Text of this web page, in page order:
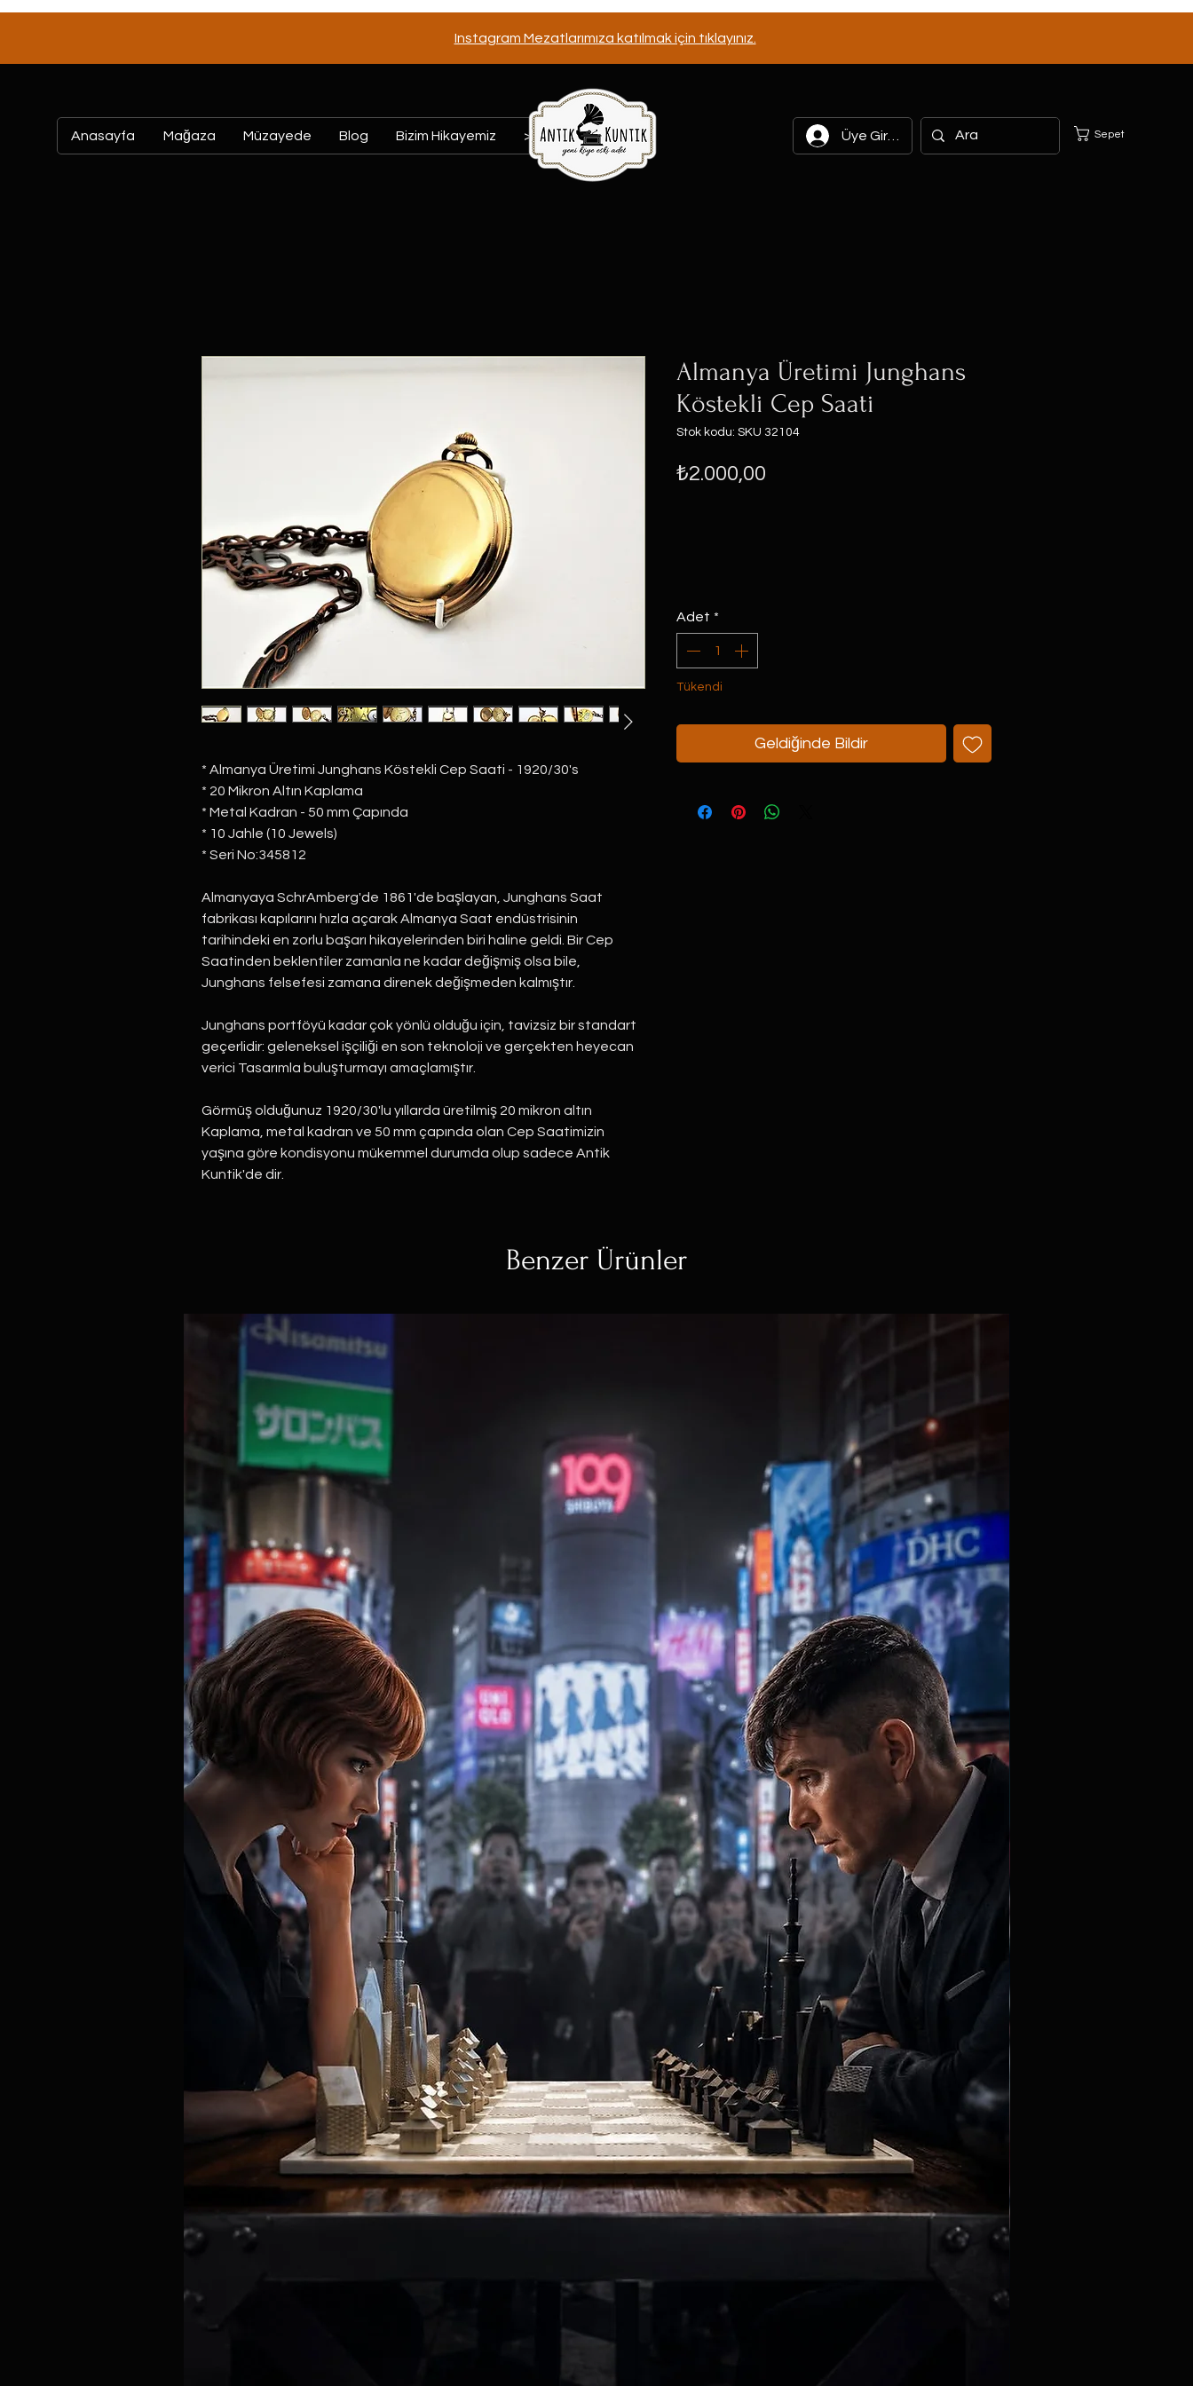
Instagram Mezatlarımıza katılmak için tıklayınız.
Anasayfa Mağaza Müzayede Blog Bizim Hikayemiz >>> Üye Girişi Sepet
* Almanya Üretimi Junghans Köstekli Cep Saati - 1920/30's
* 20 Mikron Altın Kaplama
* Metal Kadran - 50 mm Çapında
* 10 Jahle (10 Jewels)
* Seri No:345812
Almanyaya SchrAmberg'de 1861'de başlayan, Junghans Saat
fabrikası kapılarını hızla açarak Almanya Saat endüstrisinin
tarihindeki en zorlu başarı hikayelerinden biri haline geldi. Bir Cep
Saatinden beklentiler zamanla ne kadar değişmiş olsa bile,
Junghans felsefesi zamana direnek değişmeden kalmıştır.
Junghans portföyü kadar çok yönlü olduğu için, tavizsiz bir standart
geçerlidir: geleneksel işçiliği en son teknoloji ve gerçekten heyecan
verici Tasarımla buluşturmayı amaçlamıştır.
Görmüş olduğunuz 1920/30'lu yıllarda üretilmiş 20 mikron altın
Kaplama, metal kadran ve 50 mm çapında olan Cep Saatimizin
yaşına göre kondisyonu mükemmel durumda olup sadece Antik
Kuntik'de dir.
Almanya Üretimi Junghans
Köstekli Cep Saati
Stok kodu: SKU 32104
₺2.000,00
Adet *
Tükendi
Geldiğinde Bildir
Benzer Ürünler